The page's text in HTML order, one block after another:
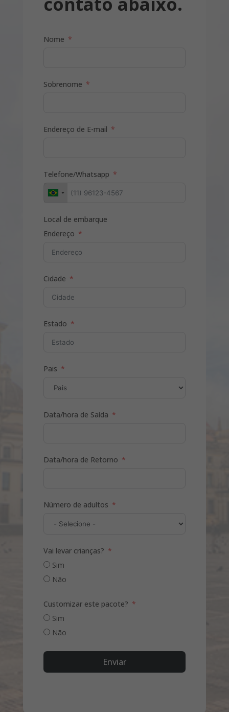
da comida colombiana.
melhor da América do Sul - 2022
Nome
Sobrenome
Endereço de E-mail
Telefone/Whatsapp
Local de embarque
Endereço
Cidade
Estado
Pais
Data/hora de Saída
Data/hora de Retorno
Número de adultos
Vai levar crianças?
Sim
Não
Customizar este pacote?
Sim
Não
Enviar